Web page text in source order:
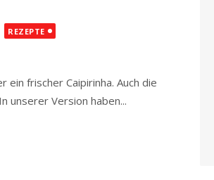
REZEPTE
ein frischer Caipirinha. Auch die
unserer Version haben...